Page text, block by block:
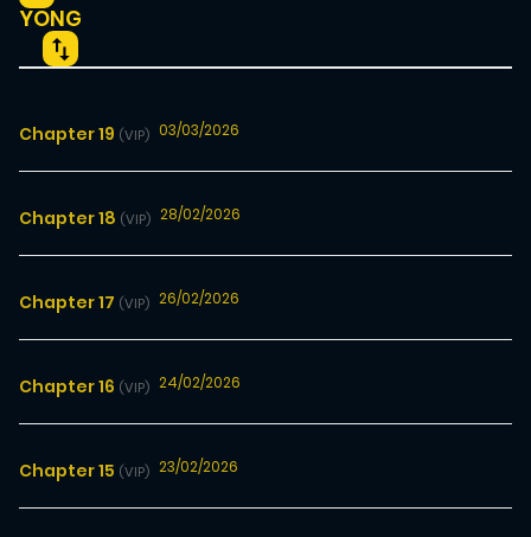
YONG
Chapter 19 (VIP) 03/03/2026
Chapter 18 (VIP) 28/02/2026
Chapter 17 (VIP) 26/02/2026
Chapter 16 (VIP) 24/02/2026
Chapter 15 (VIP) 23/02/2026